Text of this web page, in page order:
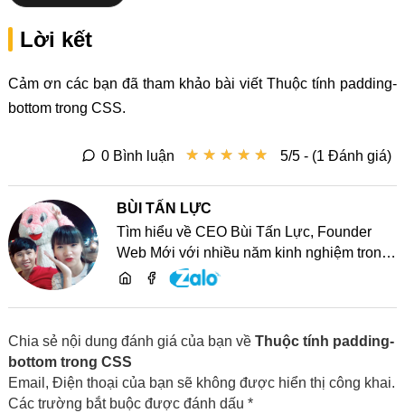
Lời kết
Cảm ơn các bạn đã tham khảo bài viết Thuộc tính padding-
bottom trong CSS.
★ ★ ★ ★ ★
★ ★ ★ ★ ★ 5/5 - (1 Đánh giá)
0 Bình luận
BÙI TẤN LỰC
Tìm hiểu về CEO Bùi Tấn Lực, Founder
Web Mới với nhiều năm kinh nghiệm trong
lĩnh vực phát triển website, SEO và chia sẻ
Chia sẻ nội dung đánh giá của bạn về Thuộc tính padding-
bottom trong CSS
Email, Điện thoại của bạn sẽ không được hiển thị công khai.
Các trường bắt buộc được đánh dấu *